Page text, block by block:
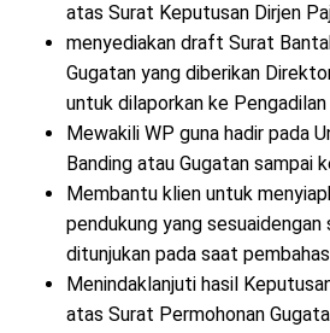
atas Surat Keputusan Dirjen
menyediakan draft Surat
Gugatan yang diberikan
untuk dilaporkan ke Pengadilan
Mewakili WP guna hadir pada
Banding atau Gugatan sampai
Membantu klien untuk
pendukung yang
ditunjukan pada saat
Menindaklanjuti hasil
atas Surat Permohonan